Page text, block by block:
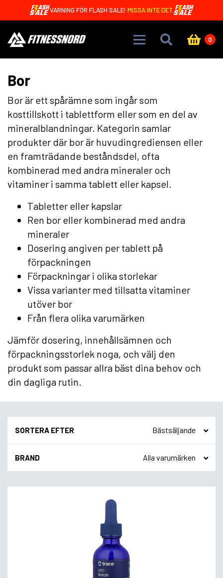
Skip to main contentVARNING FÖR FLASH SALE! MISSA INTE DET.
0
Bor
Bor är ett spårämne som ingår som
kosttillskott i tablettform eller som en del av
mineralblandningar. Kategorin samlar
produkter där bor är huvudingrediensen eller
en framträdande beståndsdel, ofta
kombinerad med andra mineraler och
vitaminer i samma tablett eller kapsel.
Tabletter eller kapslar
Ren bor eller kombinerad med andra
mineraler
Dosering angiven per tablett på
förpackningen
Förpackningar i olika storlekar
Vissa varianter med tillsatta vitaminer
utöver bor
Från flera olika varumärken
Jämför dosering, innehållsämnen och
förpackningsstorlek noga, och välj den
produkt som passar allra bäst dina behov och
din dagliga rutin.
SORTERA EFTER
BRAND